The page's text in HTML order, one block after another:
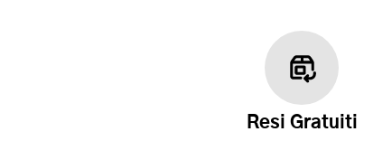
Resi Gratuiti